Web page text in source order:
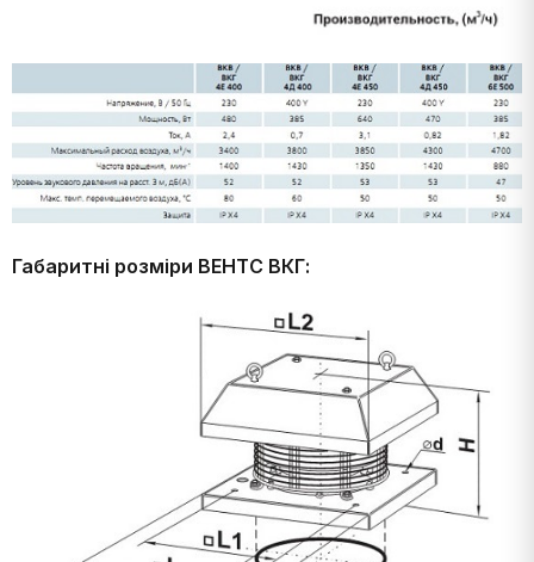
Габаритні розміри ВЕНТС ВКГ: